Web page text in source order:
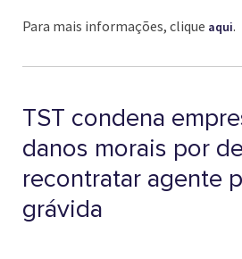
Para mais informações, clique aqui.
TST condena
danos morais por
recontratar agente
grávida